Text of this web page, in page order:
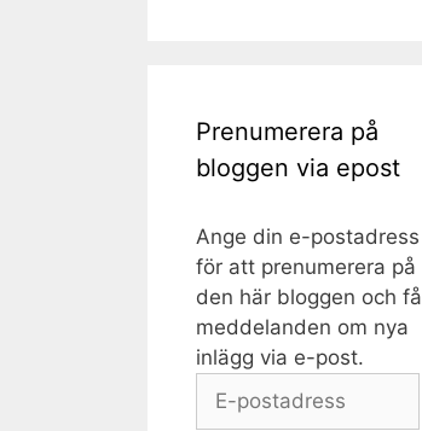
Prenumerera på
bloggen via epost
Ange din e-postadress
för att prenumerera på
den här bloggen och få
meddelanden om nya
inlägg via e-post.
postadress